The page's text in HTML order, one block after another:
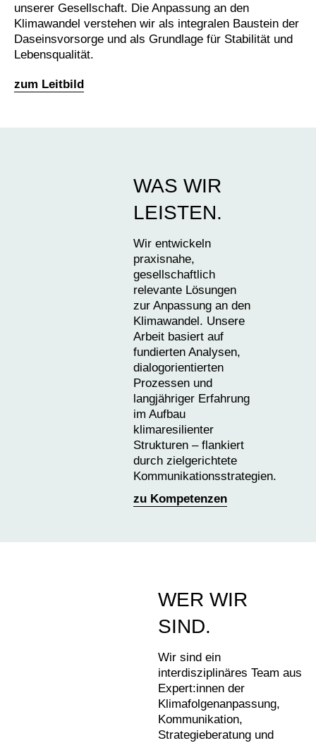
unserer Gesellschaft. Die Anpassung an den
Klimawandel verstehen wir als integralen Baustein der
Daseinsvorsorge und als Grundlage für Stabilität und
Lebensqualität.
zum Leitbild
WAS WIR
LEISTEN.
Wir entwickeln
praxisnahe,
gesellschaftlich
relevante Lösungen
zur Anpassung an den
Klimawandel. Unsere
Arbeit basiert auf
fundierten Analysen,
dialogorientierten
Prozessen und
langjähriger Erfahrung
im Aufbau
klimaresilienter
Strukturen – flankiert
durch zielgerichtete
Kommunikationsstrategien.
zu Kompetenzen
WER WIR
SIND.
Wir sind ein
interdisziplinäres Team aus
Expert:innen der
Klimafolgenanpassung,
Kommunikation,
Strategieberatung und